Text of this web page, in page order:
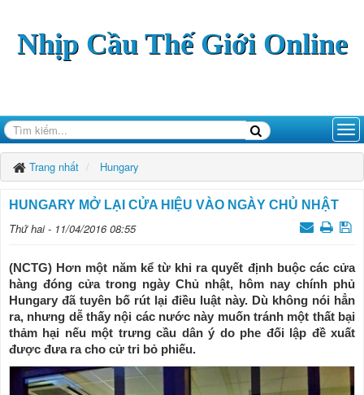
Nhịp Cầu Thế Giới Online
Trang nhất Hungary
HUNGARY MỞ LẠI CỬA HIỆU VÀO NGÀY CHỦ NHẬT
Thứ hai - 11/04/2016 08:55
(NCTG) Hơn một năm kể từ khi ra quyết định buộc các cửa
hàng đóng cửa trong ngày Chủ nhật, hôm nay chính phủ
Hungary đã tuyên bố rút lại điều luật này. Dù không nói hẳn
ra, nhưng dễ thấy nội các nước này muốn tránh một thất bại
thảm hại nếu một trưng cầu dân ý do phe đối lập đề xuất
được đưa ra cho cử tri bỏ phiếu.